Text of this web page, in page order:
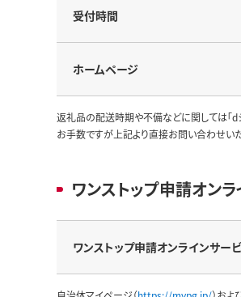
受付時間
ホームページ
返礼品の配送時期や不備などに関しては「d
お手数ですが上記より直接お問い合わせいた
ワンストップ申請オン
ワンストップ申請オンラインサー